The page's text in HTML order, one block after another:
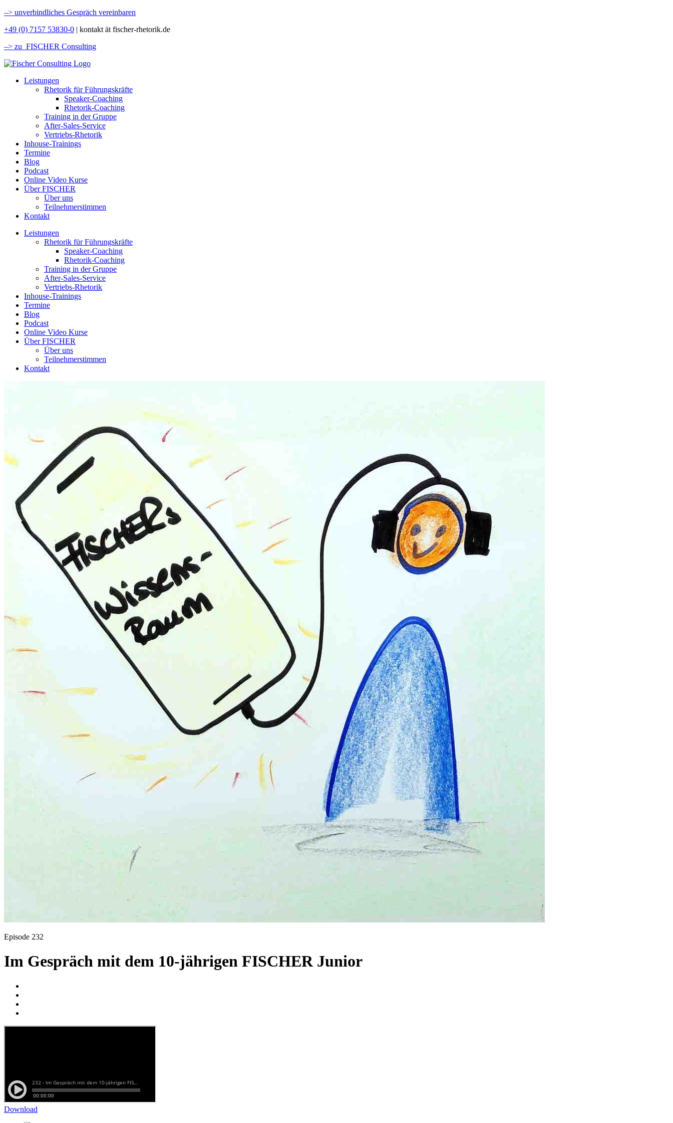
–> unverbindliches Gespräch vereinbaren
+49 (0) 7157 53830-0 | kontakt ät fischer-rhetorik.de
–> zu FISCHER Consulting
Leistungen
Rhetorik für Führungskräfte
Speaker-Coaching
Rhetorik-Coaching
Training in der Gruppe
After-Sales-Service
Vertriebs-Rhetorik
Inhouse-Trainings
Termine
Blog
Podcast
Online Video Kurse
Über FISCHER
Über uns
Teilnehmerstimmen
Kontakt
Leistungen
Rhetorik für Führungskräfte
Speaker-Coaching
Rhetorik-Coaching
Training in der Gruppe
After-Sales-Service
Vertriebs-Rhetorik
Inhouse-Trainings
Termine
Blog
Podcast
Online Video Kurse
Über FISCHER
Über uns
Teilnehmerstimmen
Kontakt
Episode 232
Im Gespräch mit dem 10-jährigen FISCHER Junior
Download